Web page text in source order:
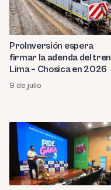
ProInversión espera
firmar la adenda del tren
Lima – Chosica en 2026
9 de julio